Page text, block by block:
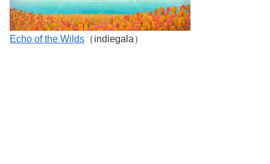
Echo of the Wilds （indiegala）